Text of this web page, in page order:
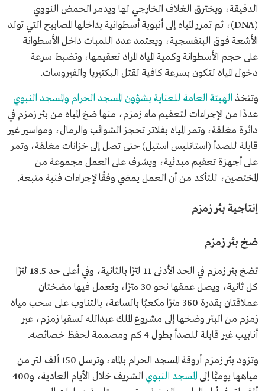
الدقيقة، ويخترق الغلاف الخارجي لها ويدمر الحمض النووي
(DNA)، ثم تمرر المياه إلى أنبوبة أسطوانية بداخلها المصابيح التي تولد
الأشعة فوق البنفسجية، ويعتمد عدد اللمبات داخل الأسطوانة
على حجم الأسطوانة وكمية المياه المراد تعقيمها، وتضبط سرعة
دخول المياه لتكون بسرعة كافية لقتل البكتيريا والفيروسات.
وتتخذ الهيئة العامة للعناية بشؤون المسجد الحرام والمسجد النبوي
عددًا من الإجراءات لتعقيم ماء زمزم، منها ضخ المياه من بئر زمزم في
دائرة مغلقة، وتمر المياه بفلاتر تحجز الشوائب والرمال، ومواسير غير
قابلة للصدأ (استانليس استيل) حتى تصل إلى خزانات مغلقة، وتمر
على أجهزة تعقيم مبدئية، ويشرف على العمل مجموعة من
المختصين، للتأكد من أن العمل يمضي وفقًا لإجراءات فنية متبعة.
إنتاجية بئر زمزم
ضخ بئر زمزم
تضخ بئر زمزم في الحد الأدنى 11 لترًا بالثانية، وفي أعلى حد 18.5 لترًا
كل ثانية، ويصل عمقها نحو 30 مترًا، وتعمل فيها مضختان
عملاقتان بقدرة 360 مترًا مكعبًا بالساعة، بالتناوب على سحب مياه
زمزم من البئر وضخها إلى مشروع الملك عبدالله لسقيا زمزم، عبر
أنابيب غير قابلة للصدأ بطول 4 كم ومصممة لحفظ خصائصه.
وتزود بئر زمزم أروقة المسجد الحرام بالماء، وترسل 150 ألف لتر من
مياهها يوميًّا إلى المسجد النبوي
الشريف خلال الأيام العادية، و400